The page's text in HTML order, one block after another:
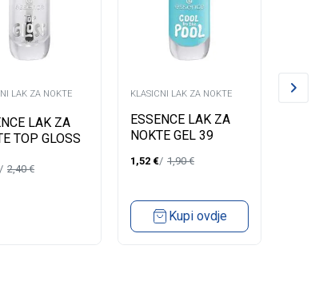
LAK ZA NOKTE
LAK ZA
TOP GLOSS
2,40€
KLASICNI LAK ZA NOKTE
ESSENCE LAK ZA
NOKTE GEL 39
1,52 € 1,90€
Kupi ovdje